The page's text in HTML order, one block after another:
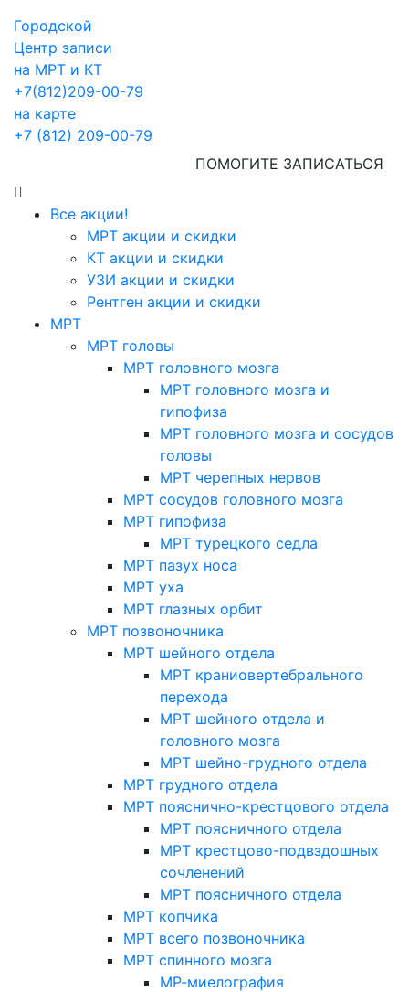
Городской
Центр записи
на МРТ и КТ
+7(812)209-00-79
на карте
+7 (812) 209-00-79
ПОМОГИТЕ ЗАПИСАТЬСЯ
Все акции!
МРТ акции и скидки
КТ акции и скидки
УЗИ акции и скидки
Рентген акции и скидки
МРТ
МРТ головы
МРТ головного мозга
МРТ головного мозга и
гипофиза
МРТ головного мозга и сосудов
головы
МРТ черепных нервов
МРТ сосудов головного мозга
МРТ гипофиза
МРТ турецкого седла
МРТ пазух носа
МРТ уха
МРТ глазных орбит
МРТ позвоночника
МРТ шейного отдела
МРТ краниовертебрального
перехода
МРТ шейного отдела и
головного мозга
МРТ шейно-грудного отдела
МРТ грудного отдела
МРТ пояснично-крестцового отдела
МРТ поясничного отдела
МРТ крестцово-подвздошных
сочленений
МРТ поясничного отдела
МРТ копчика
МРТ всего позвоночника
МРТ спинного мозга
МР-миелография